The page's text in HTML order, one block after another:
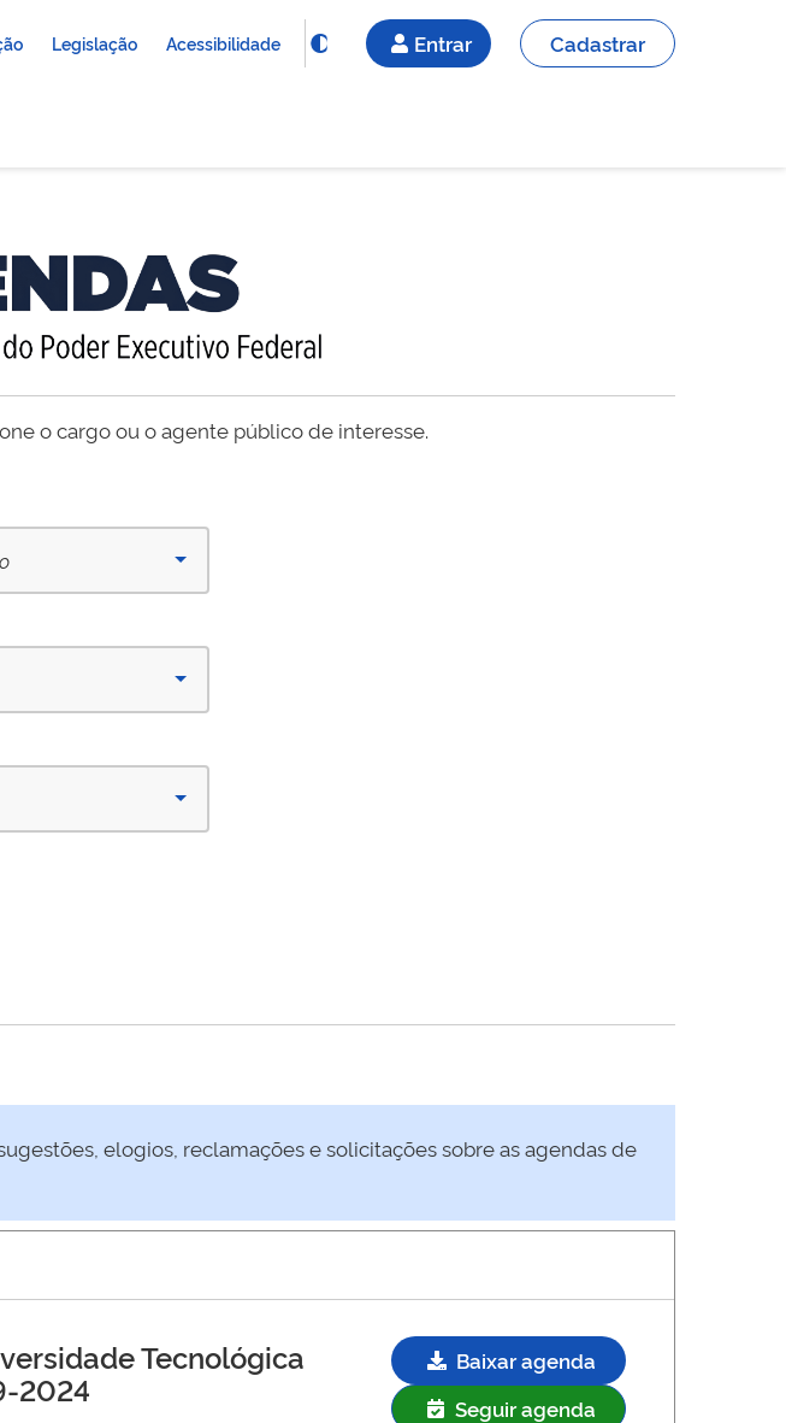
Legislação Acessibilidade Entrar Cadastrar
o cargo ou o agente público de interesse.
elogios, reclamações e solicitações sobre as agendas de
Tecnológica
2024
Baixar agenda
Seguir agenda